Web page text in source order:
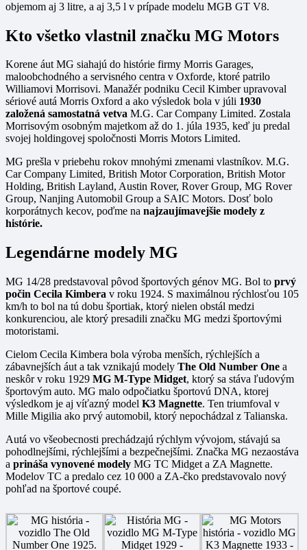
objemom aj 3 litre, a aj 3,5 l v prípade modelu MGB GT V8.
Kto všetko vlastnil značku MG Motors
Korene áut MG siahajú do histórie firmy Morris Garages,
maloobchodného a servisného centra v Oxforde, ktoré patrilo
Williamovi Morrisovi. Manažér podniku Cecil Kimber upravoval
sériové autá Morris Oxford a ako výsledok bola v júli 1930
založená samostatná vetva M.G. Car Company Limited. Zostala
Morrisovým osobným majetkom až do 1. júla 1935, keď ju predal
svojej holdingovej spoločnosti Morris Motors Limited.
MG prešla v priebehu rokov mnohými zmenami vlastníkov. M.G.
Car Company Limited, British Motor Corporation, British Motor
Holding, British Layland, Austin Rover, Rover Group, MG Rover
Group, Nanjing Automobil Group a SAIC Motors. Dosť bolo
korporátnych kecov, poďme na najzaujímavejšie modely z
histórie.
Legendárne modely MG
MG 14/28 predstavoval pôvod športových génov MG. Bol to prvý
počin Cecila Kimbera v roku 1924. S maximálnou rýchlosťou 105
km/h to bol na tú dobu športiak, ktorý nielen obstál medzi
konkurenciou, ale ktorý presadili značku MG medzi športovými
motoristami.
Cielom Cecila Kimbera bola výroba menších, rýchlejších a
zábavnejších áut a tak vznikajú modely The Old Number One a
neskôr v roku 1929 MG M-Type Midget, ktorý sa stáva ľudovým
športovým auto. MG malo odpočiatku športovú DNA, ktorej
výsledkom je aj víťazný model K3 Magnette. Ten triumfoval v
Mille Migilia ako prvý automobil, ktorý nepochádzal z Talianska.
Autá vo všeobecnosti prechádzajú rýchlym vývojom, stávajú sa
pohodlnejšími, rýchlejšími a bezpečnejšími. Značka MG nezaostáva
a prináša vynovené modely MG TC Midget a ZA Magnette.
Modelov TC a predalo cez 10 000 a ZA-čko predstavovalo nový
pohľad na športové coupé.